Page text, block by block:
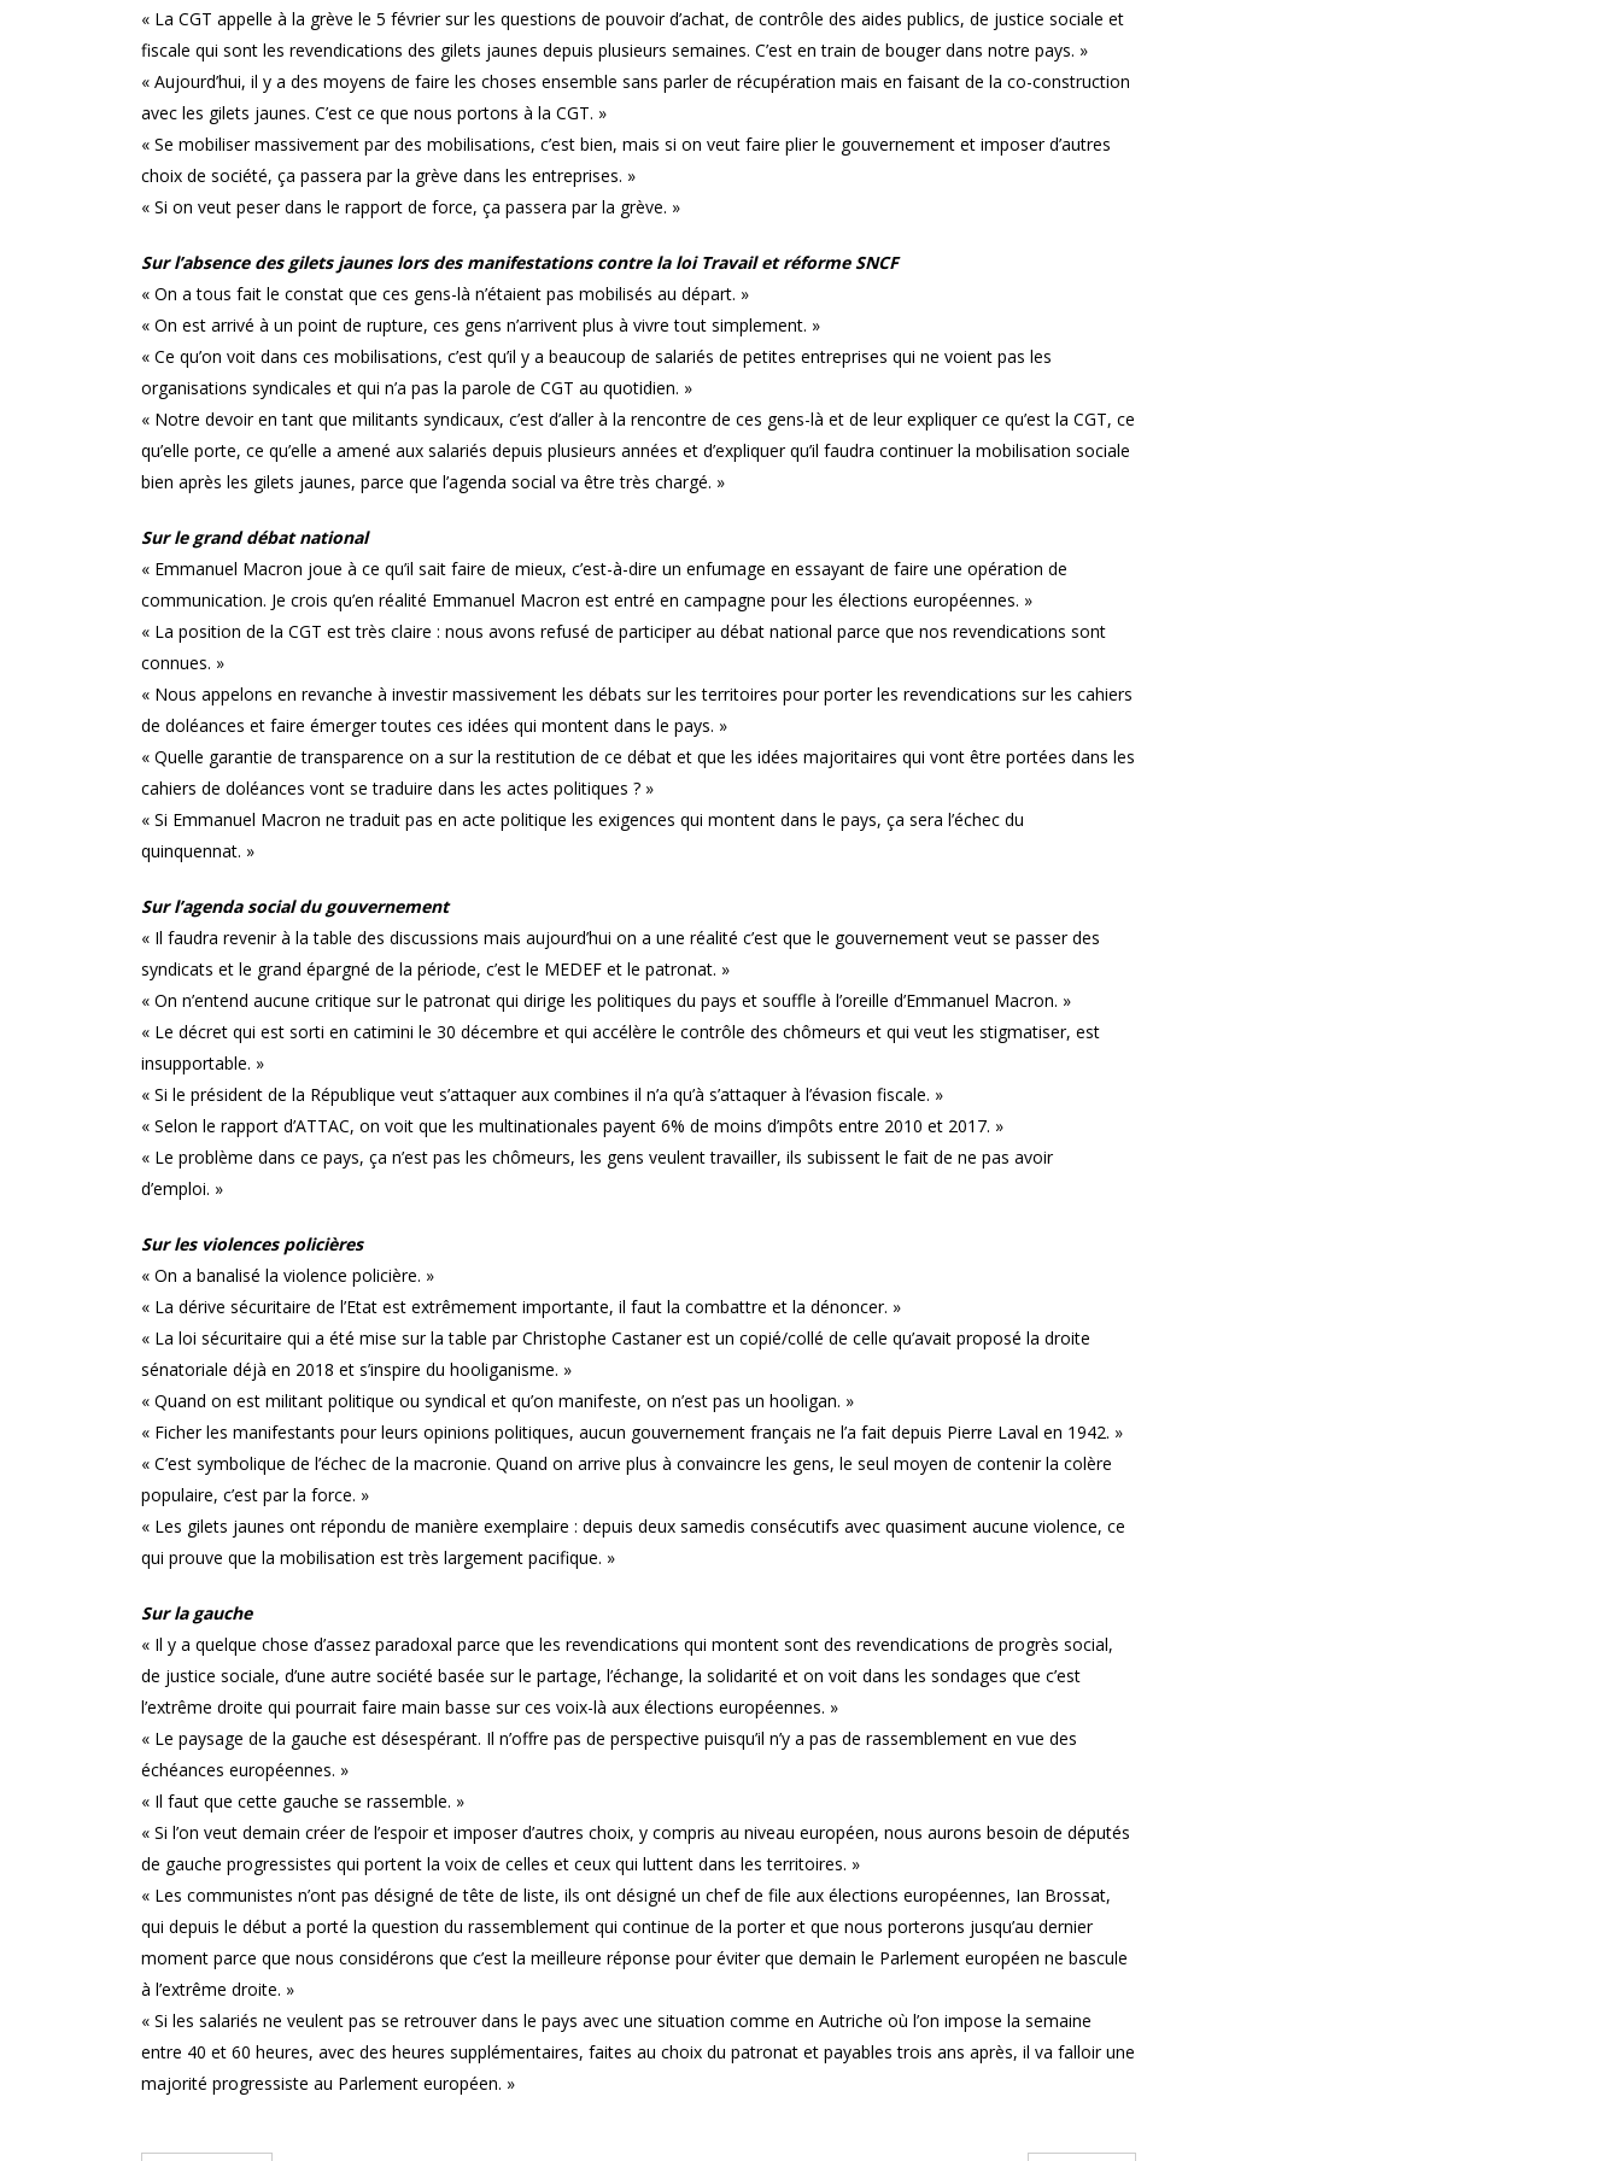
« La CGT appelle à la grève le 5 février sur les questions de pouvoir d’achat, de contrôle des aides publics, de justice sociale et
fiscale qui sont les revendications des gilets jaunes depuis plusieurs semaines. C’est en train de bouger dans notre pays. »
« Aujourd’hui, il y a des moyens de faire les choses ensemble sans parler de récupération mais en faisant de la co-construction
avec les gilets jaunes. C’est ce que nous portons à la CGT. »
« Se mobiliser massivement par des mobilisations, c’est bien, mais si on veut faire plier le gouvernement et imposer d’autres
choix de société, ça passera par la grève dans les entreprises. »
« Si on veut peser dans le rapport de force, ça passera par la grève. »
Sur l’absence des gilets jaunes lors des manifestations contre la loi Travail et réforme SNCF
« On a tous fait le constat que ces gens-là n’étaient pas mobilisés au départ. »
« On est arrivé à un point de rupture, ces gens n’arrivent plus à vivre tout simplement. »
« Ce qu’on voit dans ces mobilisations, c’est qu’il y a beaucoup de salariés de petites entreprises qui ne voient pas les
organisations syndicales et qui n’a pas la parole de CGT au quotidien. »
« Notre devoir en tant que militants syndicaux, c’est d’aller à la rencontre de ces gens-là et de leur expliquer ce qu’est la CGT, ce
qu’elle porte, ce qu’elle a amené aux salariés depuis plusieurs années et d’expliquer qu’il faudra continuer la mobilisation sociale
bien après les gilets jaunes, parce que l’agenda social va être très chargé. »
Sur le grand débat national
« Emmanuel Macron joue à ce qu’il sait faire de mieux, c’est-à-dire un enfumage en essayant de faire une opération de
communication. Je crois qu’en réalité Emmanuel Macron est entré en campagne pour les élections européennes. »
« La position de la CGT est très claire : nous avons refusé de participer au débat national parce que nos revendications sont
connues. »
« Nous appelons en revanche à investir massivement les débats sur les territoires pour porter les revendications sur les cahiers
de doléances et faire émerger toutes ces idées qui montent dans le pays. »
« Quelle garantie de transparence on a sur la restitution de ce débat et que les idées majoritaires qui vont être portées dans les
cahiers de doléances vont se traduire dans les actes politiques ? »
« Si Emmanuel Macron ne traduit pas en acte politique les exigences qui montent dans le pays, ça sera l’échec du
quinquennat. »
Sur l’agenda social du gouvernement
« Il faudra revenir à la table des discussions mais aujourd’hui on a une réalité c’est que le gouvernement veut se passer des
syndicats et le grand épargné de la période, c’est le MEDEF et le patronat. »
« On n’entend aucune critique sur le patronat qui dirige les politiques du pays et souffle à l’oreille d’Emmanuel Macron. »
« Le décret qui est sorti en catimini le 30 décembre et qui accélère le contrôle des chômeurs et qui veut les stigmatiser, est
insupportable. »
« Si le président de la République veut s’attaquer aux combines il n’a qu’à s’attaquer à l’évasion fiscale. »
« Selon le rapport d’ATTAC, on voit que les multinationales payent 6% de moins d’impôts entre 2010 et 2017. »
« Le problème dans ce pays, ça n’est pas les chômeurs, les gens veulent travailler, ils subissent le fait de ne pas avoir
d’emploi. »
Sur les violences policières
« On a banalisé la violence policière. »
« La dérive sécuritaire de l’Etat est extrêmement importante, il faut la combattre et la dénoncer. »
« La loi sécuritaire qui a été mise sur la table par Christophe Castaner est un copié/collé de celle qu’avait proposé la droite
sénatoriale déjà en 2018 et s’inspire du hooliganisme. »
« Quand on est militant politique ou syndical et qu’on manifeste, on n’est pas un hooligan. »
« Ficher les manifestants pour leurs opinions politiques, aucun gouvernement français ne l’a fait depuis Pierre Laval en 1942. »
« C’est symbolique de l’échec de la macronie. Quand on arrive plus à convaincre les gens, le seul moyen de contenir la colère
populaire, c’est par la force. »
« Les gilets jaunes ont répondu de manière exemplaire : depuis deux samedis consécutifs avec quasiment aucune violence, ce
qui prouve que la mobilisation est très largement pacifique. »
Sur la gauche
« Il y a quelque chose d’assez paradoxal parce que les revendications qui montent sont des revendications de progrès social,
de justice sociale, d’une autre société basée sur le partage, l’échange, la solidarité et on voit dans les sondages que c’est
l’extrême droite qui pourrait faire main basse sur ces voix-là aux élections européennes. »
« Le paysage de la gauche est désespérant. Il n’offre pas de perspective puisqu’il n’y a pas de rassemblement en vue des
échéances européennes. »
« Il faut que cette gauche se rassemble. »
« Si l’on veut demain créer de l’espoir et imposer d’autres choix, y compris au niveau européen, nous aurons besoin de députés
de gauche progressistes qui portent la voix de celles et ceux qui luttent dans les territoires. »
« Les communistes n’ont pas désigné de tête de liste, ils ont désigné un chef de file aux élections européennes, Ian Brossat,
qui depuis le début a porté la question du rassemblement qui continue de la porter et que nous porterons jusqu’au dernier
moment parce que nous considérons que c’est la meilleure réponse pour éviter que demain le Parlement européen ne bascule
à l’extrême droite. »
« Si les salariés ne veulent pas se retrouver dans le pays avec une situation comme en Autriche où l’on impose la semaine
entre 40 et 60 heures, avec des heures supplémentaires, faites au choix du patronat et payables trois ans après, il va falloir une
majorité progressiste au Parlement européen. »